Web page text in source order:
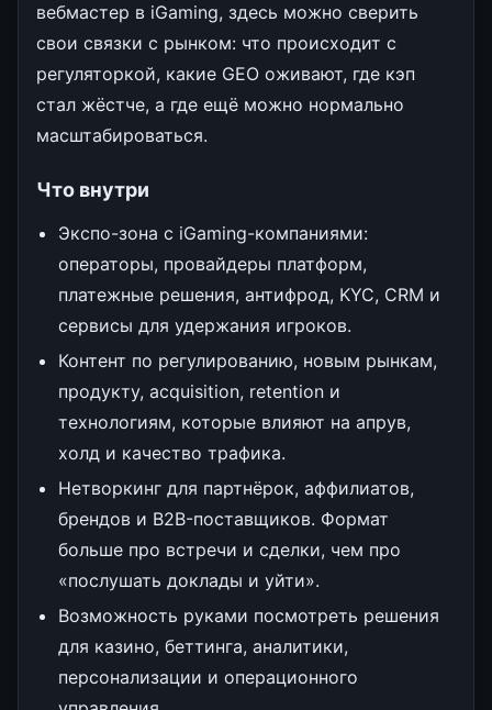
вебмастер в iGaming, здесь можно сверить
свои связки с рынком: что происходит с
регуляторкой, какие GEO оживают, где кэп
стал жёстче, а где ещё можно нормально
масштабироваться.
Что внутри
Экспо-зона с iGaming-компаниями:
операторы, провайдеры платформ,
платежные решения, антифрод, KYC, CRM и
сервисы для удержания игроков.
Контент по регулированию, новым рынкам,
продукту, acquisition, retention и
технологиям, которые влияют на апрув,
холд и качество трафика.
Нетворкинг для партнёрок, аффилиатов,
брендов и B2B-поставщиков. Формат
больше про встречи и сделки, чем про
«послушать доклады и уйти».
Возможность руками посмотреть решения
для казино, беттинга, аналитики,
персонализации и операционного